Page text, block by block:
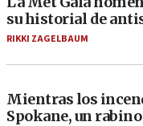
su historial de
RIKKI ZAGELBAUM
Mientras los
Spokane, un rabino